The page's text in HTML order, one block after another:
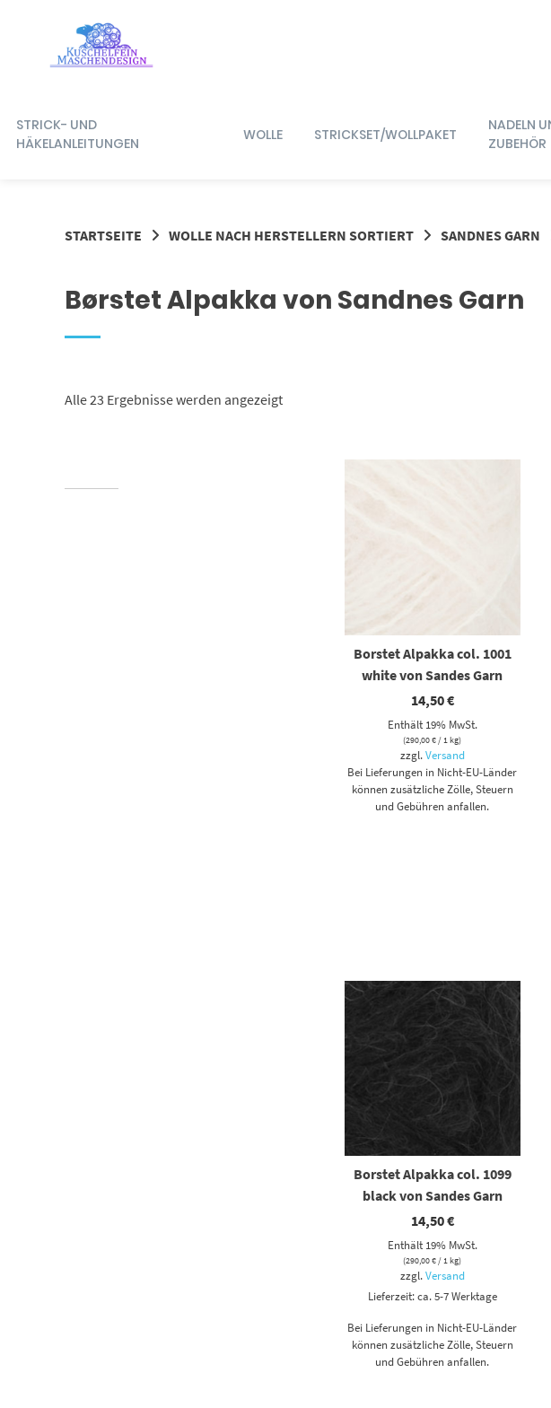
STRICK- UND
HÄKELANLEITUNGEN
WOLLE STRICKSET/WOLLPAKET
NADELN
ZUBEHÖR
STARTSEITE WOLLE NACH HERSTELLERN SORTIERT SANDNES GARN
Børstet Alpakka von Sandnes Garn
Alle 23 Ergebnisse werden angezeigt
Borstet Alpakka col. 1001
white von Sandes Garn
14,50€
Enthält 19% MwSt.
(290,00€/ 1 kg)
zzgl.Versand
Bei Lieferungen in Nicht-EU-Länder
können zusätzliche Zölle, Steuern
und Gebühren anfallen.
Borstet Alpakka col. 1099
black von Sandes Garn
14,50€
Enthält 19% MwSt.
(290,00€/ 1 kg)
zzgl.Versand
Lieferzeit: ca. 5-7 Werktage
Bei Lieferungen in Nicht-EU-Länder
können zusätzliche Zölle, Steuern
und Gebühren anfallen.